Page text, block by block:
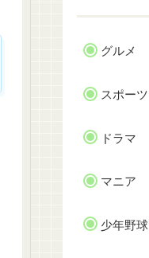
グルメ
スポーツ
ドラマ
マニア
少年野球